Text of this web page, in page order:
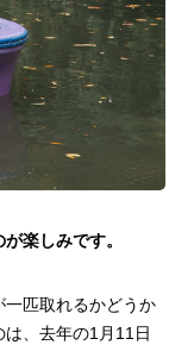
楽しみです。
匹取れるかどうか
、去年の1月11日